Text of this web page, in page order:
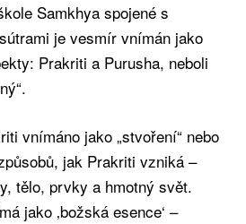
Samkhya spojené s
je vesmír vnímán jako
Prakriti a Purusha, neboli
vnímáno jako „stvoření“ nebo
jak Prakriti vzniká –
tělo, prvky a hmotný svět.
jako ‚božská esence‘ –